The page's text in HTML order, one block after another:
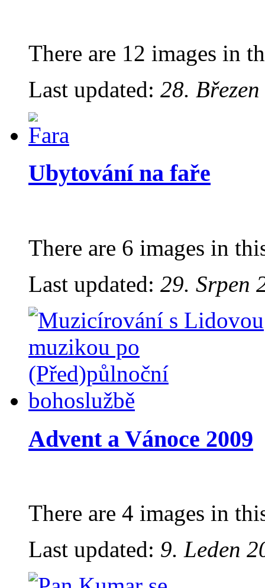
There are 12 images in
Last updated: 28.
Ubytování na faře
There are 6 images in
Last updated: 29. Srpen
Advent a Vánoce 2009
There are 4 images in
Last updated: 9. Leden